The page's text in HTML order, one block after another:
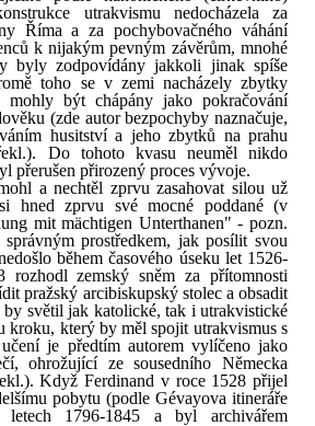
utrakvismu nedocházela za
Říma a za pochybovačného váhání
k nijakým pevným závěrům, mnohé
byly zodpovídány jakkoli jinak spíše
toho se v zemi nacházely zbytky
mohly být chápány jako pokračování
(zde autor bezpochyby naznačuje,
husitství a jeho zbytků na prahu
Do tohoto kvasu neuměl nikdo
přerušen přirozený proces vývoje.
a nechtěl zprvu zasahovat silou už
hned zprvu své mocné poddané (v
mit mächtigen Unterthanen" - pozn.
prostředkem, jak posílit svou
během časového úseku let 1526-
rozhodl zemský sněm za přítomnosti
pražský arcibiskupský stolec a obsadit
světil jak katolické, tak i utrakvistické
kroku, který by měl spojit utrakvismus s
je předtím autorem vylíčeno jako
ohrožující ze sousedního Německa
Když Ferdinand v roce 1528 přijel
pobytu (podle Gévayova itineráře
1796-1845 a byl archivářem